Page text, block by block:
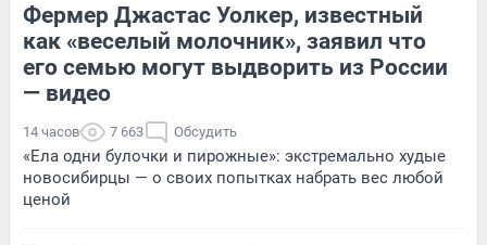
Фермер Джастас Уолкер, известный
как «веселый молочник», заявил что
его семью могут выдворить из России
— видео
14 часов 7 663 Обсудить
«Ела одни булочки и пирожные»: экстремально худые
новосибирцы — о своих попытках набрать вес любой
ценой